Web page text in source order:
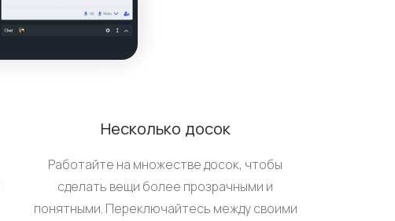
Несколько досок
Работайте на множестве досок, чтобы
сделать вещи более прозрачными и
понятными. Переключайтесь между своими